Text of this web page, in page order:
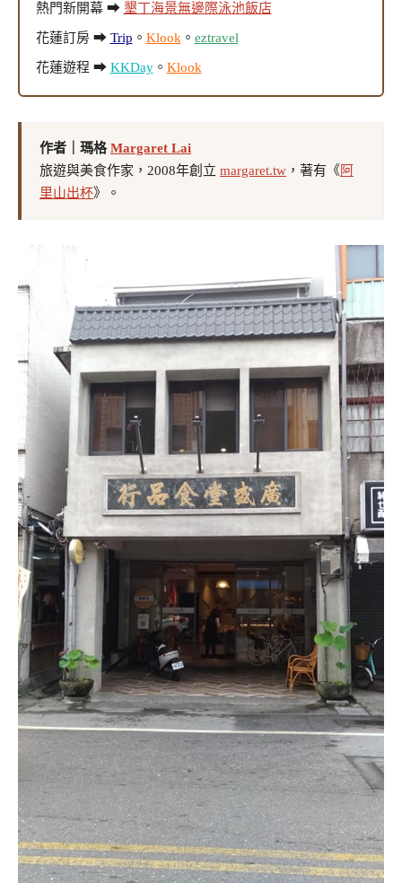
熱門新開幕 ➡ 墾丁海景無邊際泳池飯店
花蓮訂房 ➡ Trip 。 Klook 。 eztravel
花蓮遊程 ➡ KKDay。 Klook
作者｜瑪格Margaret Lai
旅遊與美食作家，2008年創立 margaret.tw ，著有《阿
里山出杯》。